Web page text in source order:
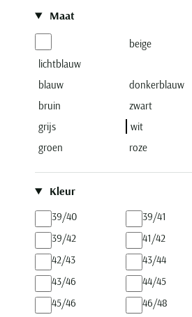
Maat
lichtblauw
beige
blauw
donkerblauw
bruin
zwart
grijs
wit
groen
roze
Kleur
39/40
39/41
39/42
41/42
42/43
43/44
43/46
44/45
45/46
46/48